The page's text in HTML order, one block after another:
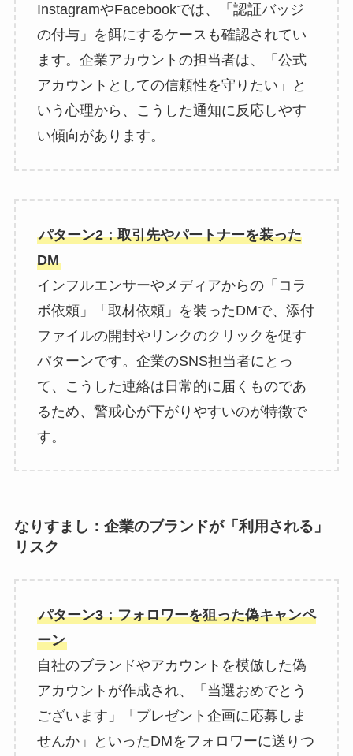
InstagramやFacebookでは、「認証バッジ
の付与」を餌にするケースも確認されてい
ます。企業アカウントの担当者は、「公式
アカウントとしての信頼性を守りたい」と
いう心理から、こうした通知に反応しやす
い傾向があります。
パターン2：取引先やパートナーを装った
DM
インフルエンサーやメディアからの「コラ
ボ依頼」「取材依頼」を装ったDMで、添付
ファイルの開封やリンクのクリックを促す
パターンです。企業のSNS担当者にとっ
て、こうした連絡は日常的に届くものであ
るため、警戒心が下がりやすいのが特徴で
す。
なりすまし：企業のブランドが「利用される」
リスク
パターン3：フォロワーを狙った偽キャンペ
ーン
自社のブランドやアカウントを模倣した偽
アカウントが作成され、「当選おめでとう
ございます」「プレゼント企画に応募しま
せんか」といったDMをフォロワーに送りつ